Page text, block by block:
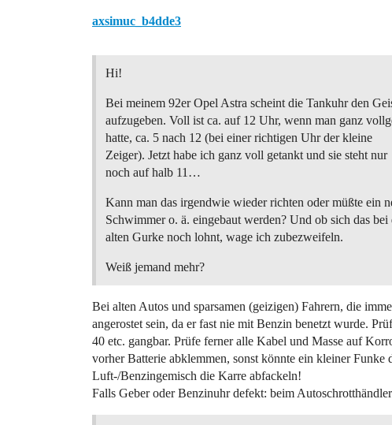
axsimuc_b4dde3
Hi!
Bei meinem 92er Opel Astra scheint die Tankuhr den
aufzugeben. Voll ist ca. auf 12 Uhr, wenn man ganz
hatte, ca. 5 nach 12 (bei einer richtigen Uhr der kleine
Zeiger). Jetzt habe ich ganz voll getankt und sie steht nur
noch auf halb 11…
Kann man das irgendwie wieder richten oder müßte ein
Schwimmer o. ä. eingebaut werden? Und ob sich das bei
alten Gurke noch lohnt, wage ich zubezweifeln.
Weiß jemand mehr?
Bei alten Autos und sparsamen (geizigen) Fahrern, die
angerostet sein, da er fast nie mit Benzin benetzt wurde.
40 etc. gangbar. Prüfe ferner alle Kabel und Masse auf
vorher Batterie abklemmen, sonst könnte ein kleiner Funke
Luft-/Benzingemisch die Karre abfackeln!
Falls Geber oder Benzinuhr defekt: beim